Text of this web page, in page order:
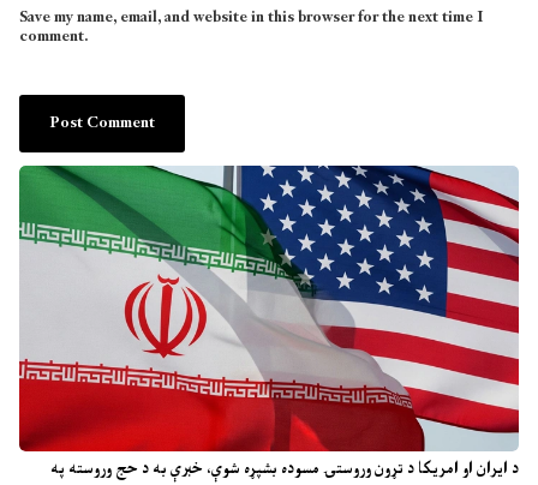
د ایران او امریکا د تړون وروستۍ مسوده بشپړه شوې، خبرې به د حج وروسته په
Save my name, email, and website in this browser for the next time I
comment.